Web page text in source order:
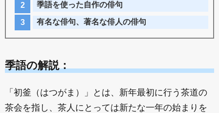
季語を使った自作の俳句
有名な俳句、著名な俳人の俳句
季語の解説：
「初釜（はつがま）」とは、新年最初に行う茶道の
茶会を指し、茶人にとっては新たな一年の始まりを